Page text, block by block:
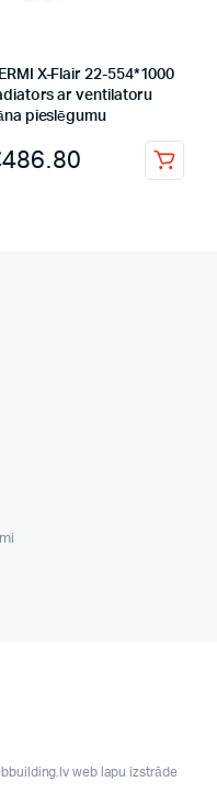
X-Flair 22-554*1000
ar ventilatoru
pieslēgumu
486.80
web lapu izstrāde